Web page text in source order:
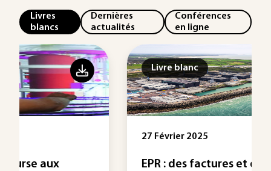
Livres
blancs
Dernières
actualités
Conférences
en ligne
Livre blanc
EPR : des factures et des